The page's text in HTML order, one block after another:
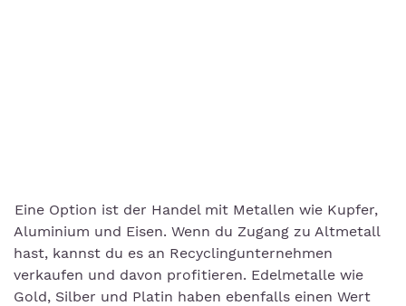
Eine Option ist der Handel mit Metallen wie Kupfer,
Aluminium und Eisen. Wenn du Zugang zu Altmetall
hast, kannst du es an Recyclingunternehmen
verkaufen und davon profitieren. Edelmetalle wie
Gold, Silber und Platin haben ebenfalls einen Wert